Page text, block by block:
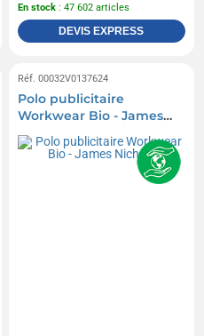
En stock : 47 602 articles
DEVIS EXPRESS
Réf. 00032V0137624
Polo publicitaire
Workwear Bio - James
Nicholson